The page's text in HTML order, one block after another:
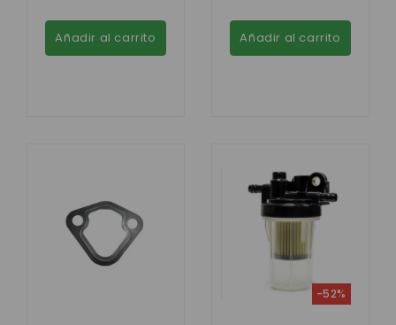
Añadir al carrito Añadir al carrito
-52%